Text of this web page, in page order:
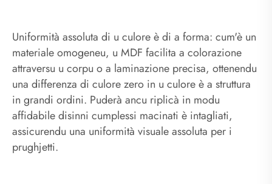
Uniformità assoluta di u culore è di a forma: cum'è un
materiale omogeneu, u MDF facilita a colorazione
attraversu u corpu o a laminazione precisa, ottenendu
una differenza di culore zero in u culore è a struttura
in grandi ordini. Puderà ancu riplicà in modu
affidabile disinni cumplessi macinati è intagliati,
assicurendu una uniformità visuale assoluta per i
prughjetti.